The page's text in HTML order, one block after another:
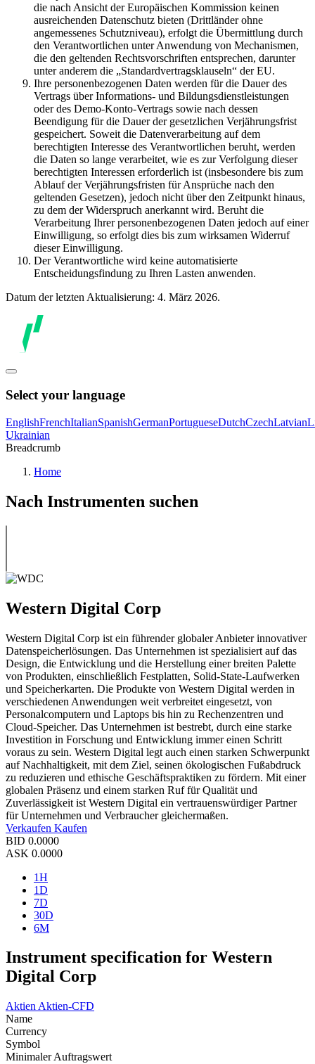
die nach Ansicht der Europäischen Kommission keinen
ausreichenden Datenschutz bieten (Drittländer ohne
angemessenes Schutzniveau), erfolgt die Übermittlung durch
den Verantwortlichen unter Anwendung von Mechanismen,
die den geltenden Rechtsvorschriften entsprechen, darunter
unter anderem die „Standardvertragsklauseln“ der EU.
Ihre personenbezogenen Daten werden für die Dauer des
Vertrags über Informations- und Bildungsdienstleistungen
oder des Demo-Konto-Vertrags sowie nach dessen
Beendigung für die Dauer der gesetzlichen Verjährungsfrist
gespeichert. Soweit die Datenverarbeitung auf dem
berechtigten Interesse des Verantwortlichen beruht, werden
die Daten so lange verarbeitet, wie es zur Verfolgung dieser
berechtigten Interessen erforderlich ist (insbesondere bis zum
Ablauf der Verjährungsfristen für Ansprüche nach den
geltenden Gesetzen), jedoch nicht über den Zeitpunkt hinaus,
zu dem der Widerspruch anerkannt wird. Beruht die
Verarbeitung Ihrer personenbezogenen Daten jedoch auf einer
Einwilligung, so erfolgt dies bis zum wirksamen Widerruf
dieser Einwilligung.
Der Verantwortliche wird keine automatisierte
Entscheidungsfindung zu Ihren Lasten anwenden.
Datum der letzten Aktualisierung: 4. März 2026.
Select your language
EnglishFrenchItalianSpanishGermanPortugueseDutchCzechLatvian
Ukrainian
Breadcrumb
Home
Nach Instrumenten suchen
Western Digital Corp
Western Digital Corp ist ein führender globaler Anbieter innovativer
Datenspeicherlösungen. Das Unternehmen ist spezialisiert auf das
Design, die Entwicklung und die Herstellung einer breiten Palette
von Produkten, einschließlich Festplatten, Solid-State-Laufwerken
und Speicherkarten. Die Produkte von Western Digital werden in
verschiedenen Anwendungen weit verbreitet eingesetzt, von
Personalcomputern und Laptops bis hin zu Rechenzentren und
Cloud-Speicher. Das Unternehmen ist bestrebt, durch eine starke
Investition in Forschung und Entwicklung immer einen Schritt
voraus zu sein. Western Digital legt auch einen starken Schwerpunkt
auf Nachhaltigkeit, mit dem Ziel, seinen ökologischen Fußabdruck
zu reduzieren und ethische Geschäftspraktiken zu fördern. Mit einer
globalen Präsenz und einem starken Ruf für Qualität und
Zuverlässigkeit ist Western Digital ein vertrauenswürdiger Partner
für Unternehmen und Verbraucher gleichermaßen.
Verkaufen Kaufen
BID 0.0000
ASK 0.0000
1H
1D
7D
30D
6M
Instrument specification for Western
Digital Corp
Aktien Aktien-CFD
Name
Currency
Symbol
Minimaler Auftragswert